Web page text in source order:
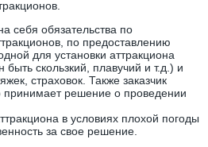
себя обязательства по
по предоставлению
для установки аттракциона
быть скользкий, плавучий и т.д.) и
страховок. Также заказчик
принимает решение о проведении
в условиях плохой погоды
за свое решение.